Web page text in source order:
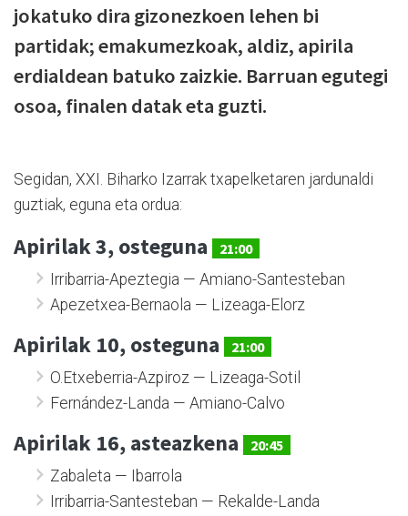
jokatuko dira gizonezkoen lehen bi
partidak; emakumezkoak, aldiz, apirila
erdialdean batuko zaizkie. Barruan egutegi
osoa, finalen datak eta guzti.
Segidan, XXI. Biharko Izarrak txapelketaren jardunaldi
guztiak, eguna eta ordua:
Apirilak 3, osteguna
21:00
Irribarria-Apeztegia — Amiano-Santesteban
Apezetxea-Bernaola — Lizeaga-Elorz
Apirilak 10, osteguna
21:00
O.Etxeberria-Azpiroz — Lizeaga-Sotil
Fernández-Landa — Amiano-Calvo
Apirilak 16, asteazkena
20:45
Zabaleta — Ibarrola
Irribarria-Santesteban — Rekalde-Landa